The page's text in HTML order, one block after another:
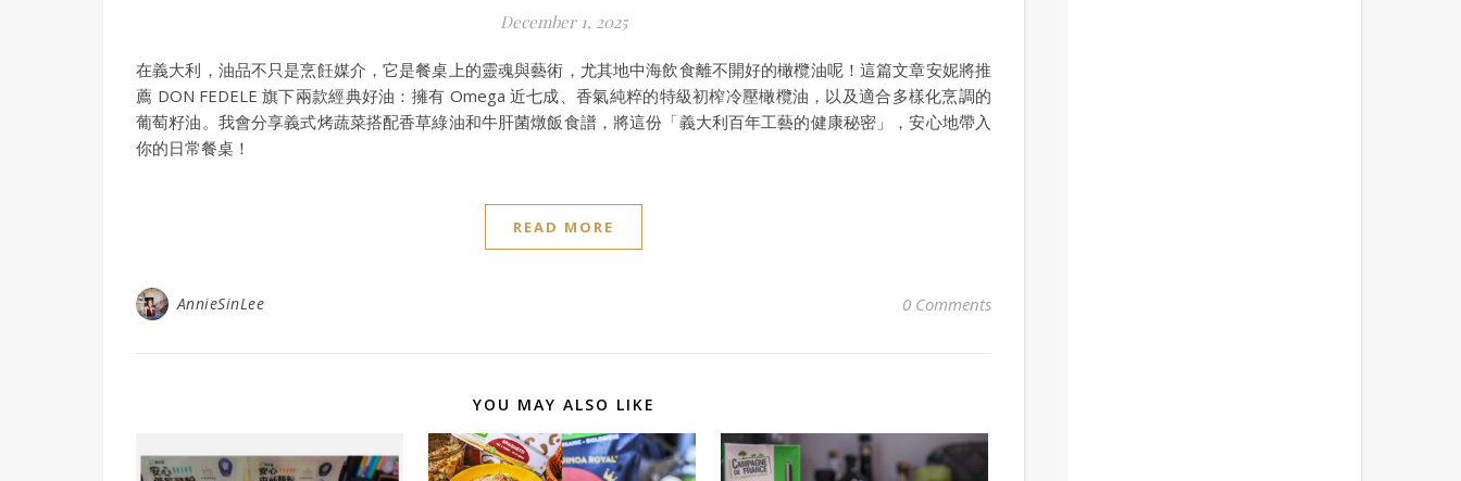
December 1, 2025
在義大利，油品不只是烹飪媒介，它是餐桌上的靈魂與藝術，尤其地中海飲食離不開好的橄欖油呢！這篇文章安妮將推
薦 DON FEDELE 旗下兩款經典好油：擁有 Omega 近七成、香氣純粹的特級初榨冷壓橄欖油，以及適合多樣化烹調的
葡萄籽油。我會分享義式烤蔬菜搭配香草綠油和牛肝菌燉飯食譜，將這份「義大利百年工藝的健康秘密」，安心地帶入
你的日常餐桌！
READ MORE
AnnieSinLee 0 Comments
YOU MAY ALSO LIKE